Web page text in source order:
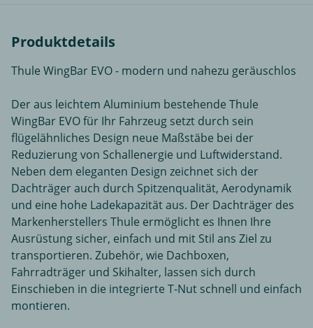
Produktdetails
Thule WingBar EVO - modern und nahezu geräuschlos
Der aus leichtem Aluminium bestehende Thule
WingBar EVO für Ihr Fahrzeug setzt durch sein
flügelähnliches Design neue Maßstäbe bei der
Reduzierung von Schallenergie und Luftwiderstand.
Neben dem eleganten Design zeichnet sich der
Dachträger auch durch Spitzenqualität, Aerodynamik
und eine hohe Ladekapazität aus. Der Dachträger des
Markenherstellers Thule ermöglicht es Ihnen Ihre
Ausrüstung sicher, einfach und mit Stil ans Ziel zu
transportieren. Zubehör, wie Dachboxen,
Fahrradträger und Skihalter, lassen sich durch
Einschieben in die integrierte T-Nut schnell und einfach
montieren.